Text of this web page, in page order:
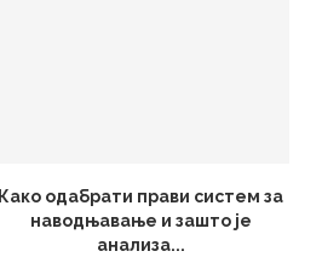
Како одабрати прави систем за
наводњавање и зашто је
анализа...